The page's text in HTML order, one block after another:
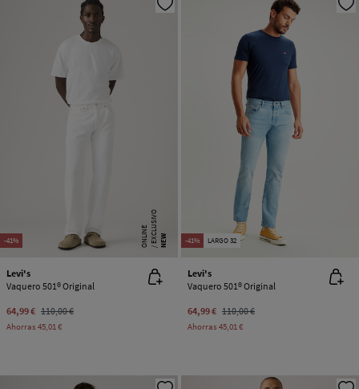
-41% NEW
E
X
C
L
U SI
V
O
O
N
LI
N
E
Levi's
Vaquero 501® Original
64,99 € 110,00 €
Ahorras 45,01 €
-41% LARGO 32
Levi's
Vaquero 501® Original
64,99 € 110,00 €
Ahorras 45,01 €